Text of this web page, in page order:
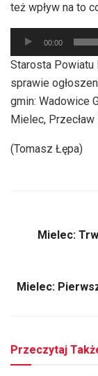
też wpływ na to
Odtwarzacz
plików
dźwiękowych
00:00
Starosta Powiatu
sprawie
gmin: Wadowice
Mielec, Przecław
(Tomasz Łępa)
Mielec:
Mielec:
Przeczytaj